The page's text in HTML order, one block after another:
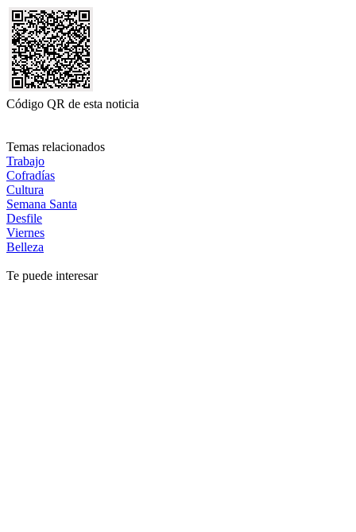
Código QR de esta noticia
Temas relacionados
Trabajo
Cofradías
Cultura
Semana Santa
Desfile
Viernes
Belleza
Te puede interesar